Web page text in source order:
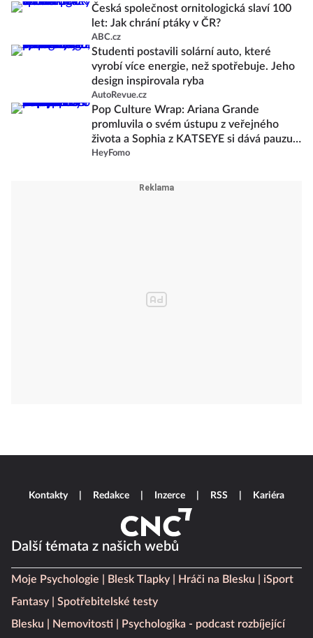
Česká společnost ornitologická slaví 100
let: Jak chrání ptáky v ČR?
ABC.cz
Studenti postavili solární auto, které
vyrobí více energie, než spotřebuje. Jeho
design inspirovala ryba
AutoRevue.cz
Pop Culture Wrap: Ariana Grande
promluvila o svém ústupu z veřejného
života a Sophia z KATSEYE si dává pauzu
od skupiny
HeyFomo
Další témata z našich webů
Moje Psychologie Blesk Tlapky Hráči na Blesku
iSport
Fantasy
Spotřebitelské testy
Blesku
Nemovitosti
Psychologika - podcast rozbíjející
Kontakty Redakce Inzerce RSS Kariéra